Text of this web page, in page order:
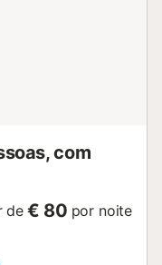
com
de € 80 por noite